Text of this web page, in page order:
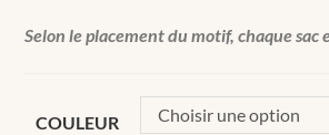
Selon le placement du motif, chaque sac
COULEUR Choisir une option